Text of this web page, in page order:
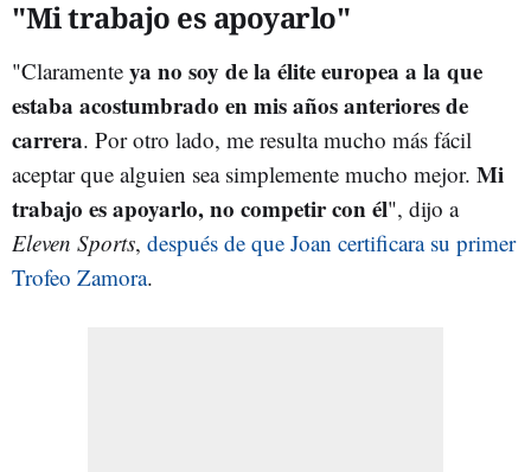
"Mi trabajo es apoyarlo"
"Claramente ya no soy de la élite europea a la que
estaba acostumbrado en mis años anteriores de
carrera. Por otro lado, me resulta mucho más fácil
aceptar que alguien sea simplemente mucho mejor. Mi
trabajo es apoyarlo, no competir con él", dijo a
Eleven Sports, después de que Joan certificara su primer
Trofeo Zamora.